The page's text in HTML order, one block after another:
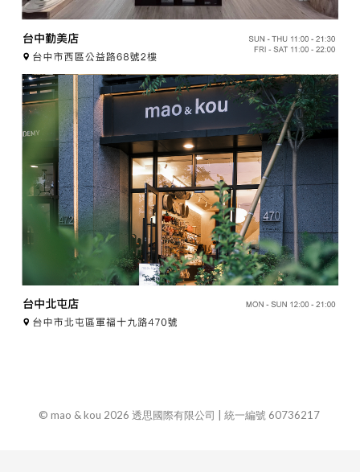
© mao & kou 2026 透思國際有限公司 | 統一編號 60736217